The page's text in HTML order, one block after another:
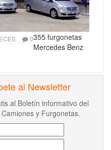
0355 furgonetas
Mercedes Benz
al Newsletter
al Boletín informativo del
y Furgonetas.